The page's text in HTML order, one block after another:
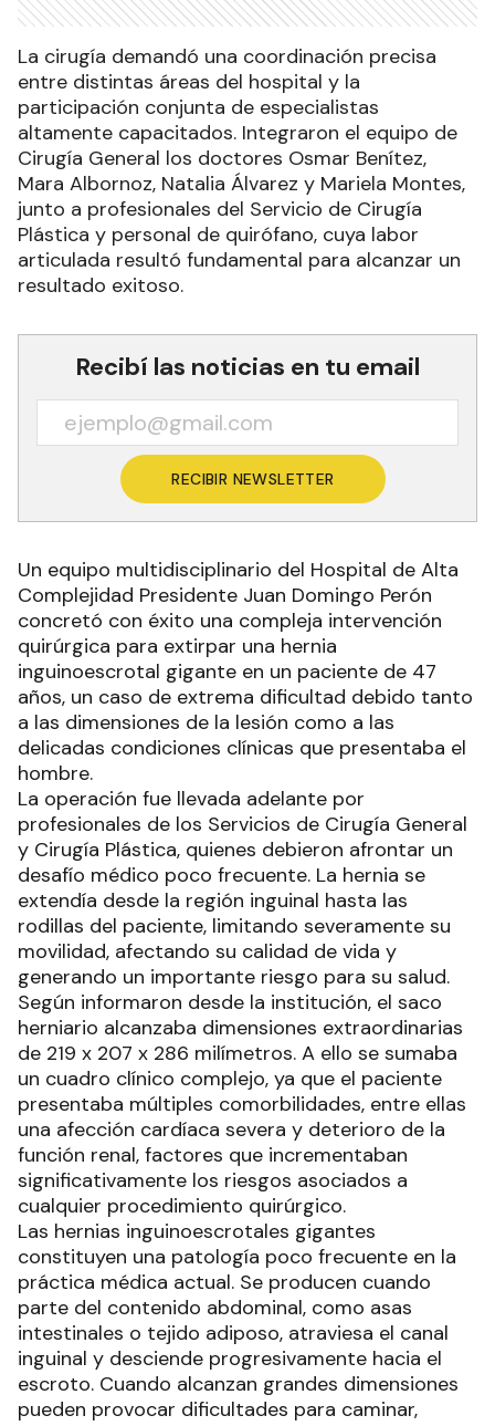
La cirugía demandó una coordinación precisa
entre distintas áreas del hospital y la
participación conjunta de especialistas
altamente capacitados. Integraron el equipo de
Cirugía General los doctores Osmar Benítez,
Mara Albornoz, Natalia Álvarez y Mariela Montes,
junto a profesionales del Servicio de Cirugía
Plástica y personal de quirófano, cuya labor
articulada resultó fundamental para alcanzar un
resultado exitoso.
Recibí las noticias en tu email
RECIBIR NEWSLETTER
Un equipo multidisciplinario del Hospital de Alta
Complejidad Presidente Juan Domingo Perón
concretó con éxito una compleja intervención
quirúrgica para extirpar una hernia
inguinoescrotal gigante en un paciente de 47
años, un caso de extrema dificultad debido tanto
a las dimensiones de la lesión como a las
delicadas condiciones clínicas que presentaba el
hombre.
La operación fue llevada adelante por
profesionales de los Servicios de Cirugía General
y Cirugía Plástica, quienes debieron afrontar un
desafío médico poco frecuente. La hernia se
extendía desde la región inguinal hasta las
rodillas del paciente, limitando severamente su
movilidad, afectando su calidad de vida y
generando un importante riesgo para su salud.
Según informaron desde la institución, el saco
herniario alcanzaba dimensiones extraordinarias
de 219 x 207 x 286 milímetros. A ello se sumaba
un cuadro clínico complejo, ya que el paciente
presentaba múltiples comorbilidades, entre ellas
una afección cardíaca severa y deterioro de la
función renal, factores que incrementaban
significativamente los riesgos asociados a
cualquier procedimiento quirúrgico.
Las hernias inguinoescrotales gigantes
constituyen una patología poco frecuente en la
práctica médica actual. Se producen cuando
parte del contenido abdominal, como asas
intestinales o tejido adiposo, atraviesa el canal
inguinal y desciende progresivamente hacia el
escroto. Cuando alcanzan grandes dimensiones
pueden provocar dificultades para caminar,